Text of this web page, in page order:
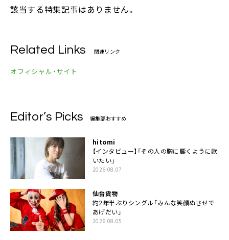
該当する特集記事はありません。
Related Links 関連リンク
オフィシャル・サイト
Editor’s Picks 編集部おすすめ
hitomi
【インタビュー】「その人の胸に響くように歌
いたい」
2026.08.07
仙台貨物
約2年半ぶりシングル「みんな笑顔ぬさせで
あげだい」
2026.08.05